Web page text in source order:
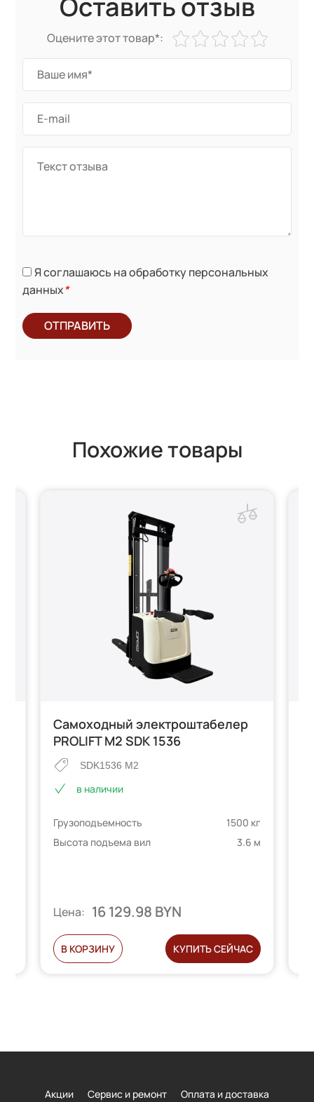
Оцените этот товар*:
Я соглашаюсь на обработку персональных
данных*
ОТПРАВИТЬ
Похожие товары
Самоходный электроштабелер
PROLIFT M2 SDK 1536
SDK1536 M2
в наличии
Грузоподъемность
1500 кг
Высота подъема вил
3.6 м
Цена: 16 129.98 BYN
В КОРЗИНУ КУПИТЬ СЕЙЧАС
Акции Сервис и ремонт
Оплата и доставка